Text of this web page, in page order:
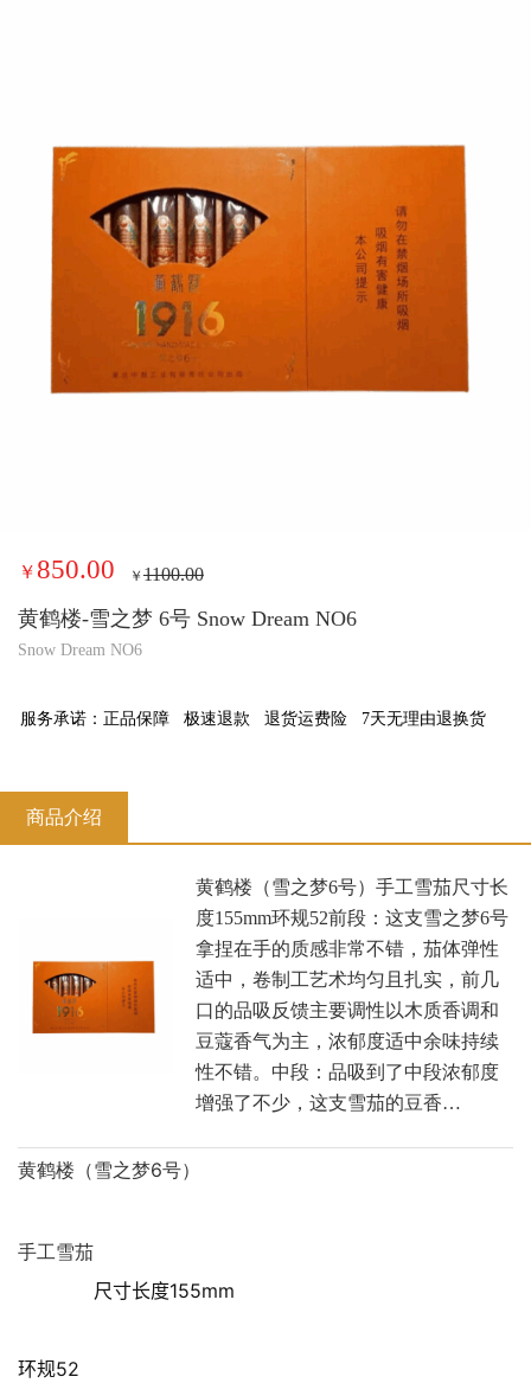
￥ 850.00 ￥1100.00
黄鹤楼-雪之梦 6号 Snow Dream NO6
Snow Dream NO6
服务承诺： 正品保障 极速退款 退货运费险 7天无理由退换货
商品介绍
黄鹤楼（雪之梦6号）手工雪茄尺寸长
度155mm环规52前段：这支雪之梦6号
拿捏在手的质感非常不错，茄体弹性
适中，卷制工艺术均匀且扎实，前几
口的品吸反馈主要调性以木质香调和
豆蔻香气为主，浓郁度适中余味持续
性不错。中段：品吸到了中段浓郁度
增强了不少，这支雪茄的豆香…
黄鹤楼（雪之梦6号）
手工雪茄
尺寸长度155mm
环规52